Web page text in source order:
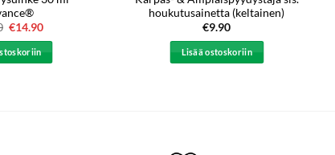
Alkuperäinen
hinta
oli:
€19.90.
€14.90Nykyinen
hinta
€14.90.
houkutusainetta (keltainen)
€9.90
Lisää ostoskoriin